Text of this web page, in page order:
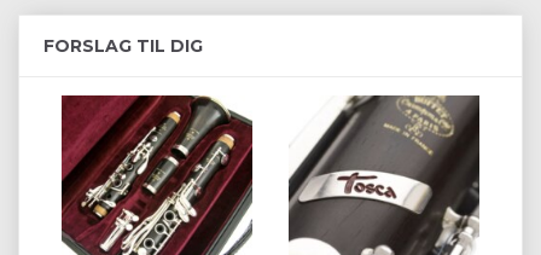
FORSLAG TIL DIG